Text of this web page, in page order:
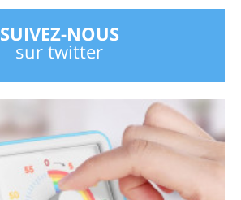
SUIVEZ-NOUS
sur twitter